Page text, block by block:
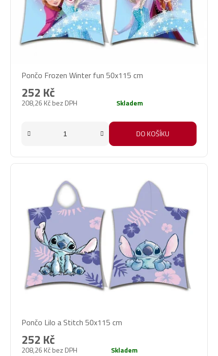
Pončo Frozen Winter fun 50x115 cm
208,26 Kč bez DPH
252 Kč
Skladem
DO KOŠÍKU
Pončo Lilo a Stitch 50x115 cm
208,26 Kč bez DPH
252 Kč
Skladem